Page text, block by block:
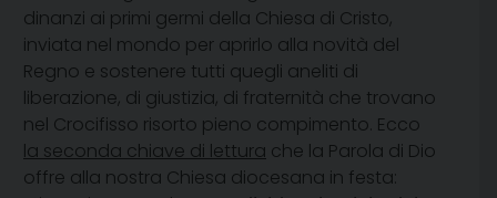
dinanzi ai primi germi della Chiesa di Cristo,
inviata nel mondo per aprirlo alla novità del
Regno e sostenere tutti quegli aneliti di
liberazione, di giustizia, di fraternità che trovano
nel Crocifisso risorto pieno compimento. Ecco
la seconda chiave di lettura che la Parola di Dio
offre alla nostra Chiesa diocesana in festa: